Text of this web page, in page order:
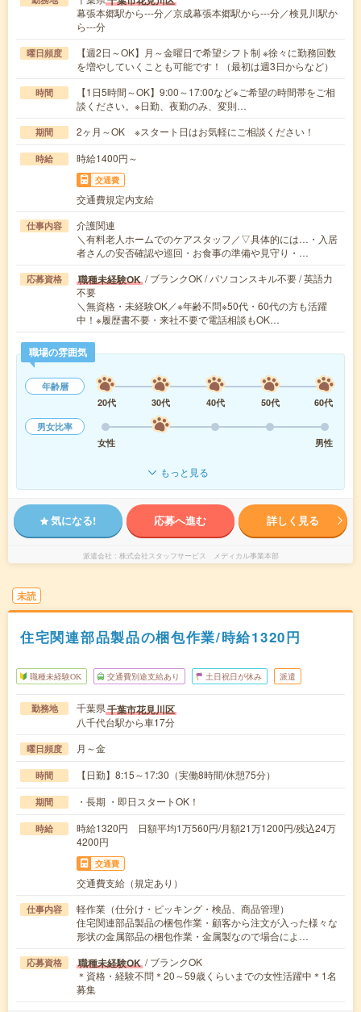
幕張本郷駅から---分／京成幕張本郷駅から---分／検見川駅か
ら---分
曜日頻度
【週2日～OK】月～金曜日で希望シフト制 ※徐々に勤務回数
を増やしていくことも可能です！（最初は週3日からなど）
時間
【1日5時間～OK】9:00～17:00など※ご希望の時間帯をご相
談ください。※日勤、夜勤のみ、変則…
期間 2ヶ月～OK ※スタート日はお気軽にご相談ください！
時給 時給1400円～
交通費
交通費規定内支給
仕事内容
介護関連
＼有料老人ホームでのケアスタッフ／▽具体的には…・入居
者さんの安否確認や巡回・お食事の準備や見守り・…
応募資格 職種未経験OK / ブランクOK / パソコンスキル不要 / 英語力
不要
＼無資格・未経験OK／※年齢不問※50代・60代の方も活躍
中！※履歴書不要・来社不要で電話相談もOK…
職場の雰囲気
年齢層
20代
30代 40代 50代
60代
男女比率
女性
男性
もっと見る
気になる! 応募へ進む 詳しく見る
派遣会社 株式会社スタッフサービス メディカル事業本部
未読
住宅関連部品製品の梱包作業/時給1320円
職種未経験OK 交通費別途支給あり 土日祝日が休み 派遣
勤務地 千葉県千葉市花見川区
八千代台駅から車17分
曜日頻度 月～金
時間 【日勤】8:15～17:30（実働8時間/休憩75分）
期間 ・長期 ・即日スタートOK！
時給
時給1320円 日額平均1万560円/月額21万1200円/残込24万
4200円
交通費
交通費支給（規定あり）
仕事内容
軽作業（仕分け・ピッキング・検品、商品管理）
住宅関連部品製品の梱包作業・顧客から注文が入った様々な
形状の金属部品の梱包作業・金属製なので場合によ…
応募資格 職種未経験OK / ブランクOK
＊資格・経験不問＊20～59歳くらいまでの女性活躍中＊1名
募集